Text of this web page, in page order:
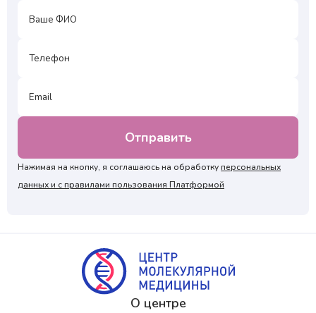
Нажимая на кнопку, я соглашаюсь на обработкуперсональных
данных и с правилами пользования Платформой
О центре